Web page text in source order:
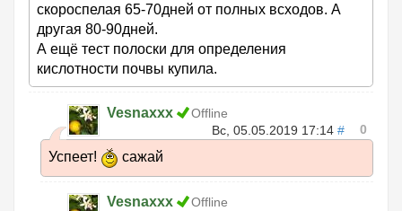
скороспелая 65-70дней от полных всходов. А
другая 80-90дней.
А ещё тест полоски для определения
кислотности почвы купила.
Vesnaxxx
Offline
Вс, 05.05.2019 17:14 # 0
Успеет! сажай
Vesnaxxx
Offline